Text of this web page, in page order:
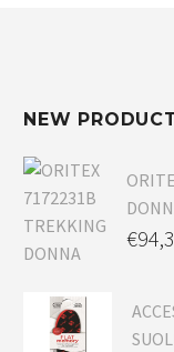
NEW
€